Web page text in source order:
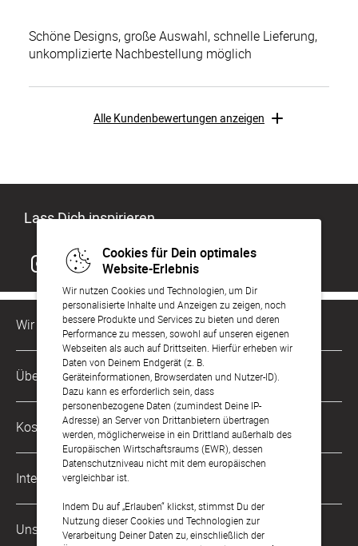
Cookies für Dein optimales
Website-Erlebnis
Wir nutzen Cookies und Technologien, um Dir
personalisierte Inhalte und Anzeigen zu zeigen, noch
bessere Produkte und Services zu bieten und deren
Performance zu messen, sowohl auf unseren eigenen
Webseiten als auch auf Drittseiten. Hierfür erheben wir
Daten von Deinem Endgerät (z. B.
Geräteinformationen, Browserdaten und Nutzer-ID).
Dazu kann es erforderlich sein, dass
personenbezogene Daten (zumindest Deine IP-
Adresse) an Server von Drittanbietern übertragen
werden, möglicherweise in ein Drittland außerhalb des
Europäischen Wirtschaftsraums (EWR), dessen
Datenschutzniveau nicht mit dem europäischen
vergleichbar ist.
Indem Du auf „Erlauben“ klickst, stimmst Du der
Nutzung dieser Cookies und Technologien zur
Verarbeitung Deiner Daten zu, einschließlich der
Schöne Designs, große Auswahl, schnelle Lieferung,
unkomplizierte Nachbestellung möglich
Alle Kundenbewertungen anzeigen
Lass Dich inspirieren
Wir sind für Dich da
Kundenservice-Hotline
0221 956 725 10
Mo. - Fr. von 9 bis 17 Uhr
kontakt@sendmoments.de
Über Uns
Philosophie
Karriere
Impressum
AGB & Widerrufsrecht
Zahlung & Versand
Kostenlose Services
Musterkarten
Digitale Gästelisten
International
Österreich
Unsere Zahlungsarten